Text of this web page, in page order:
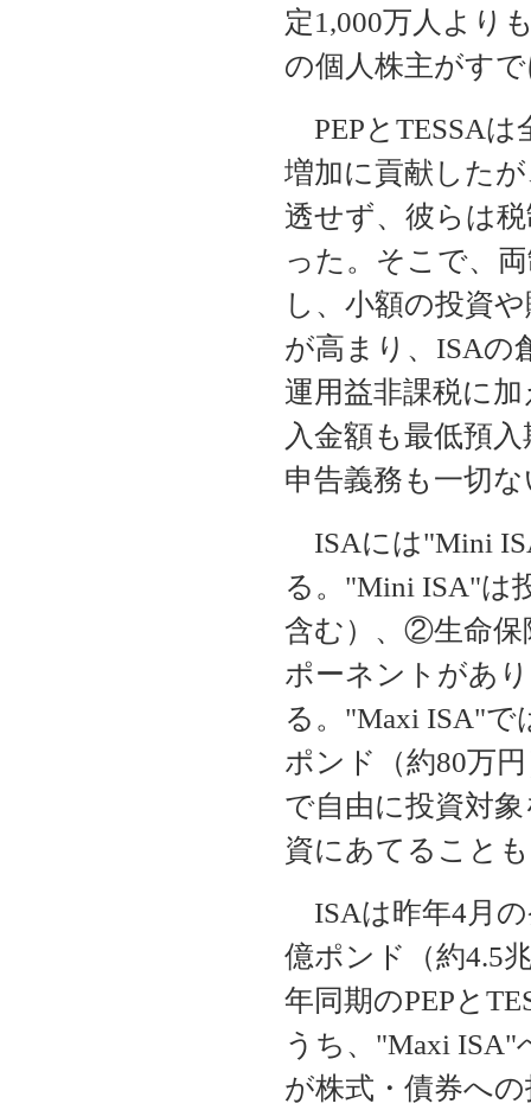
定1,000万人より
の個人株主がす
PEPとTESSAは
増加に貢献した
透せず、彼らは
った。そこで、
し、小額の投資
が高まり、ISAの
運用益非課税に
入金額も最低預
申告義務も一切
ISAには"Mini
る。"Mini ISA"は
含む）、②生命保
ポーネントがあ
る。"Maxi ISA"で
ポンド（約80万
で自由に投資対
資にあてること
ISAは昨年4月の
億ポンド（約4.5
年同期のPEPと
うち、"Maxi ISA"
が株式・債券へ